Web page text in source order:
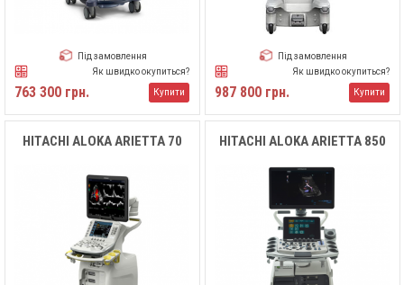
Під замовлення
Як швидко окупиться?
763 300 грн. Купити
Під замовлення
Як швидко окупиться?
987 800 грн. Купити
HITACHI ALOKA ARIETTA 70 HITACHI ALOKA ARIETTA 850